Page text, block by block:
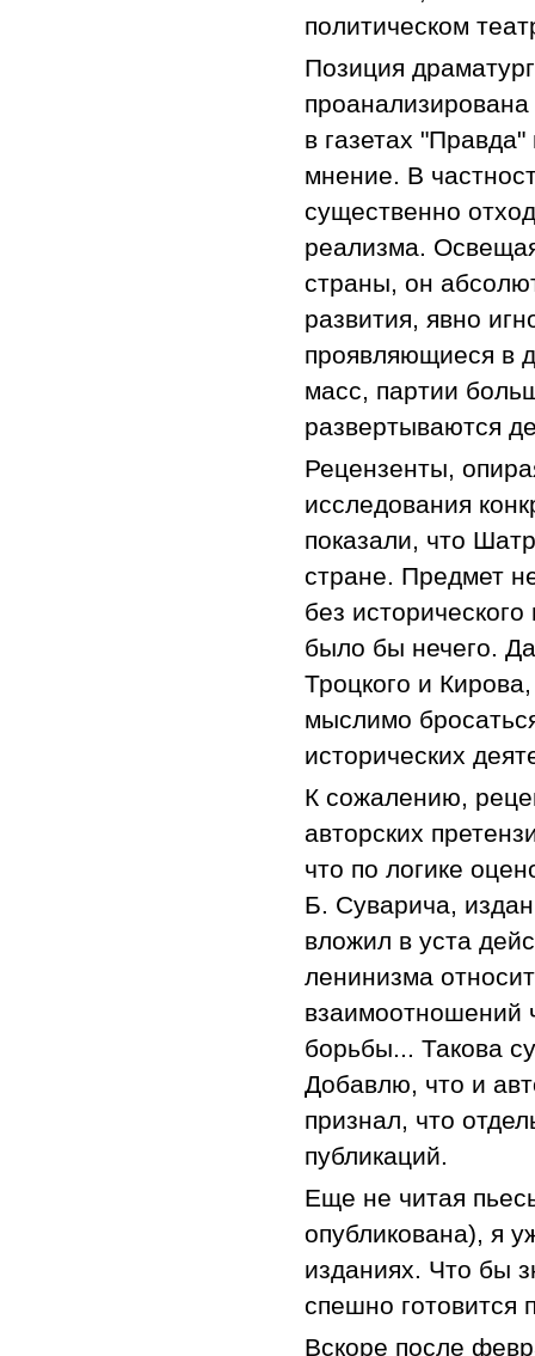
политическом
Позиция
в газетах
мнение. В
существенно
реализма.
страны, он
развития, явно
проявляющиеся в
масс, партии
развертываются
Рецензенты,
исследования
показали, что
стране. Предмет
без
было бы нечего.
Троцкого и
мыслимо
исторических
К сожалению,
авторских
что по логике
Б. Суварича,
вложил в уста
ленинизма
взаимоотношений
борьбы... Такова
Добавлю, что и
признал, что
публикаций.
Еще не читая
опубликована), я
изданиях. Что бы
спешно готовится
Вскоре после